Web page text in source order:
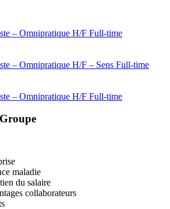
– Omnipratique H/F Full-time
– Omnipratique H/F – Sens Full-time
– Omnipratique H/F Full-time
maladie
du salaire
collaborateurs